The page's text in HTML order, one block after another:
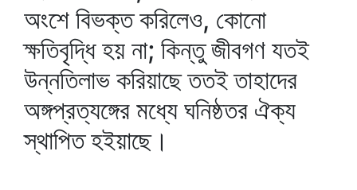
অংশে বিভক্ত করিলেও, কোনো
ক্ষতিবৃদ্ধি হয় না; কিন্তু জীবগণ যতই
উন্নতিলাভ করিয়াছে ততই তাহাদের
অঙ্গপ্রত্যঙ্গের মধ্যে ঘনিষ্ঠতর ঐক্য
স্থাপিত হইয়াছে।